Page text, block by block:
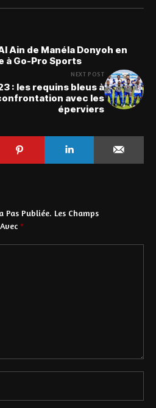
Ain de Manéla Donyoh en
à Go-Pro Sports
NEXT POST
: les requins bleus à
avec les
éperviers
Pas Publiée. Les Champs
*